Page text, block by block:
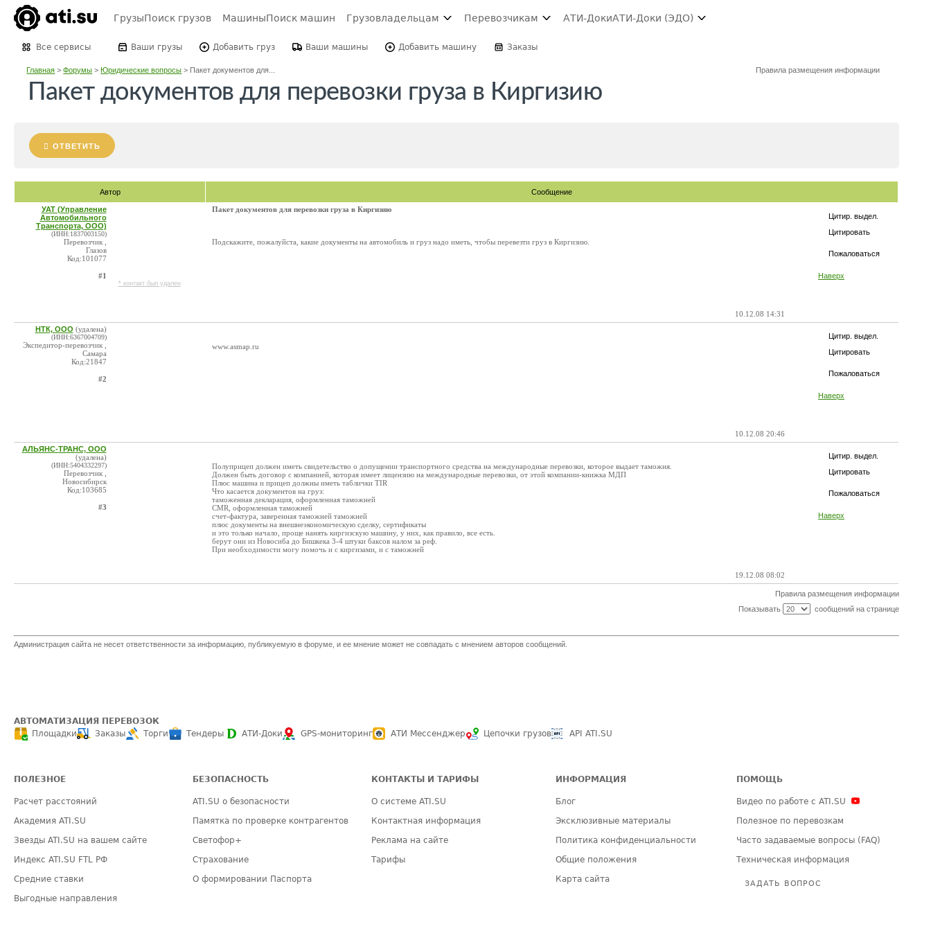
ГрузыПоиск грузов МашиныПоиск машин Грузовладельцам Перевозчикам АТИ-ДокиАТИ-Доки (ЭДО)
Все сервисы Ваши грузы Добавить груз Ваши машины Добавить машину Заказы
Главная >Форумы >Юридические вопросы > Пакет документов для... Правила размещения информации
Пакет документов для перевозки груза в Киргизию
ОТВЕТИТЬ
Автор Сообщение
Цитир. выдел.
Цитировать
Пожаловаться
Наверх
УАТ (Управление
Автомобильного
Транспорта, ООО)
(ИНН:1837003150)
Перевозчик ,
Глазов
Код:101077
#1
* контакт был удален
Пакет документов для перевозки груза в Киргизию
Подскажите, пожалуйста, какие документы на автомобиль и груз надо иметь, чтобы перевезти груз в Киргизию.
10.12.08 14:31
Цитир. выдел.
Цитировать
Пожаловаться
Наверх
НТК, ООО (удалена)
(ИНН:6367004709)
Экспедитор-перевозчик ,
Самара
Код:21847
#2
www.asmap.ru
10.12.08 20:46
Цитир. выдел.
Цитировать
Пожаловаться
Наверх
АЛЬЯНС-ТРАНС, ООО
(удалена)
(ИНН:5404332297)
Перевозчик ,
Новосибирск
Код:103685
#3
Полуприцеп должен иметь свидетельство о допущении транспортного средства на международные перевозки, которое выдает таможня.
Должен быть договор с компанией, которая имеет лицензию на международные перевозки, от этой компании-книжка МДП
Плюс машина и прицеп должны иметь таблички TIR
Что касается документов на груз:
таможенная декларация, оформленная таможней
СМR, оформленная таможней
счет-фактура, заверенная таможней таможней
плюс документы на внешнеэкономическую сделку, сертификаты
и это только начало, проще нанять киргизскую машину, у них, как правило, все есть.
берут они из Новосиба до Бишкека 3-4 штуки баксов налом за реф.
При необходимости могу помочь и с киргизами, и с таможней
19.12.08 08:02
Правила размещения информации
Показывать
сообщений на странице
Администрация сайта не несет ответственности за информацию, публикуемую в форуме, и ее мнение может не совпадать с мнением авторов сообщений.
АВТОМАТИЗАЦИЯ ПЕРЕВОЗОК
Площадки
Заказы Торги Тендеры АТИ-Доки GPS-мониторинг АТИ Мессенджер Цепочки грузов API ATI.SU
ПОЛЕЗНОЕ
Расчет расстояний
Академия ATI.SU
Звезды ATI.SU на вашем сайте
Индекс ATI.SU FTL РФ
Средние ставки
Выгодные направления
БЕЗОПАСНОСТЬ
ATI.SU о безопасности
Памятка по проверке контрагентов
Светофор+
Страхование
О формировании Паспорта
КОНТАКТЫ И ТАРИФЫ
О системе ATI.SU
Контактная информация
Реклама на сайте
Тарифы
ИНФОРМАЦИЯ
Блог
Эксклюзивные материалы
Политика конфиденциальности
Общие положения
Карта сайта
ПОМОЩЬ
Видео по работе с ATI.SU
Полезное по перевозкам
Часто задаваемые вопросы (FAQ)
Техническая информация
ЗАДАТЬ ВОПРОС